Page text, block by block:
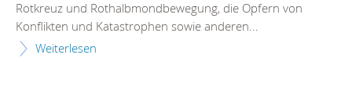
Rotkreuz und Rothalbmondbewegung, die Opfern von
Konflikten und Katastrophen sowie anderen...
Weiterlesen